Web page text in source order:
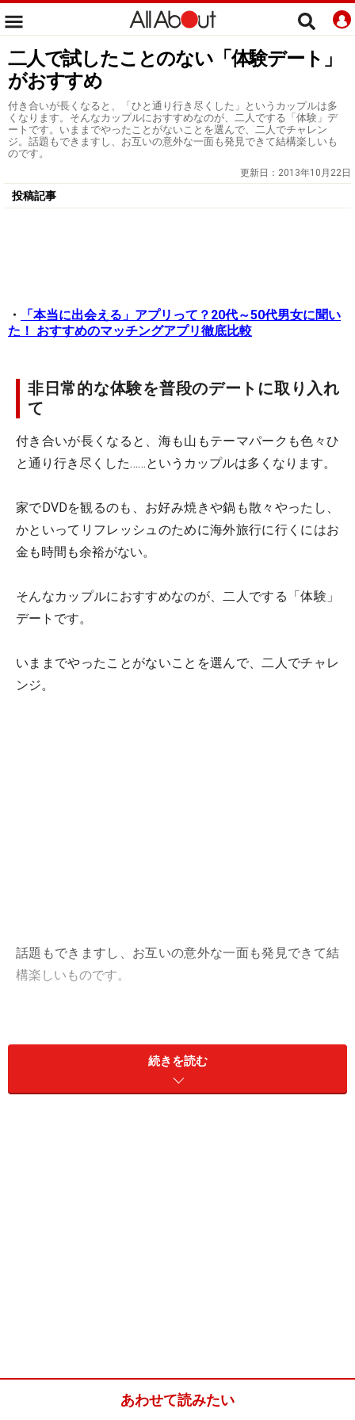
二人で試したことのない「体験デート」
がおすすめ
付き合いが長くなると、「ひと通り行き尽くした」というカップルは多
くなります。そんなカップルにおすすめなのが、二人でする「体験」デ
ートです。いままでやったことがないことを選んで、二人でチャレン
ジ。話題もできますし、お互いの意外な一面も発見できて結構楽しいも
のです。
更新日： 2013年10月22日
投稿記事
・
「本当に出会える」アプリって？20代～50代男女に聞い
た！ おすすめのマッチングアプリ徹底比較
非日常的な体験を普段のデートに取り入れ
て
付き合いが長くなると、海も山もテーマパークも色々ひ
と通り行き尽くした……というカップルは多くなります。
家でDVDを観るのも、お好み焼きや鍋も散々やったし、
かといってリフレッシュのために海外旅行に行くにはお
金も時間も余裕がない。
そんなカップルにおすすめなのが、二人でする「体験」
デートです。
いままでやったことがないことを選んで、二人でチャレ
ンジ。
話題もできますし、お互いの意外な一面も発見できて結
構楽しいものです。
験」は旅行先でも人気ですが、あえて普段のデートに取
り入れることで、ちょっと非日常的な感覚で新鮮な思い
続きを読む
あわせて読みたい